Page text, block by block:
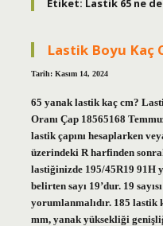
Etiket: Lastik 65 ne
Lastik Boyu Kaç
Tarih: Kasım 14, 2024
65 yanak lastik kaç cm?
Oranı Çap 18565168
lastik çapını hesaplarken
üzerindeki R harfinden
lastiğinizde 195/45R19 91H
belirten sayı 19’dur. 19
yorumlanmalıdır. 185 lastik
mm, yanak yüksekliği